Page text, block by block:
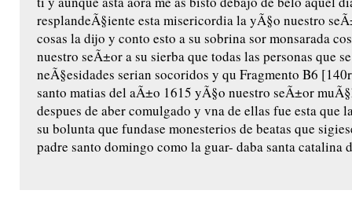
resplandeÃ§iente esta misericordia la yÃ§o nuestro
cosas la dijo y conto esto a su sobrina sor monsarada
nuestro seÃ±or a su sierba que todas las personas que
neÃ§esidades serian socoridos y qu Fragmento B6
santo matias del aÃ±o 1615 yÃ§o nuestro seÃ±or
despues de aber comulgado y vna de ellas fue esta que
su bolunta que fundase monesterios de beatas que
padre santo domingo como la guar- daba santa catalina